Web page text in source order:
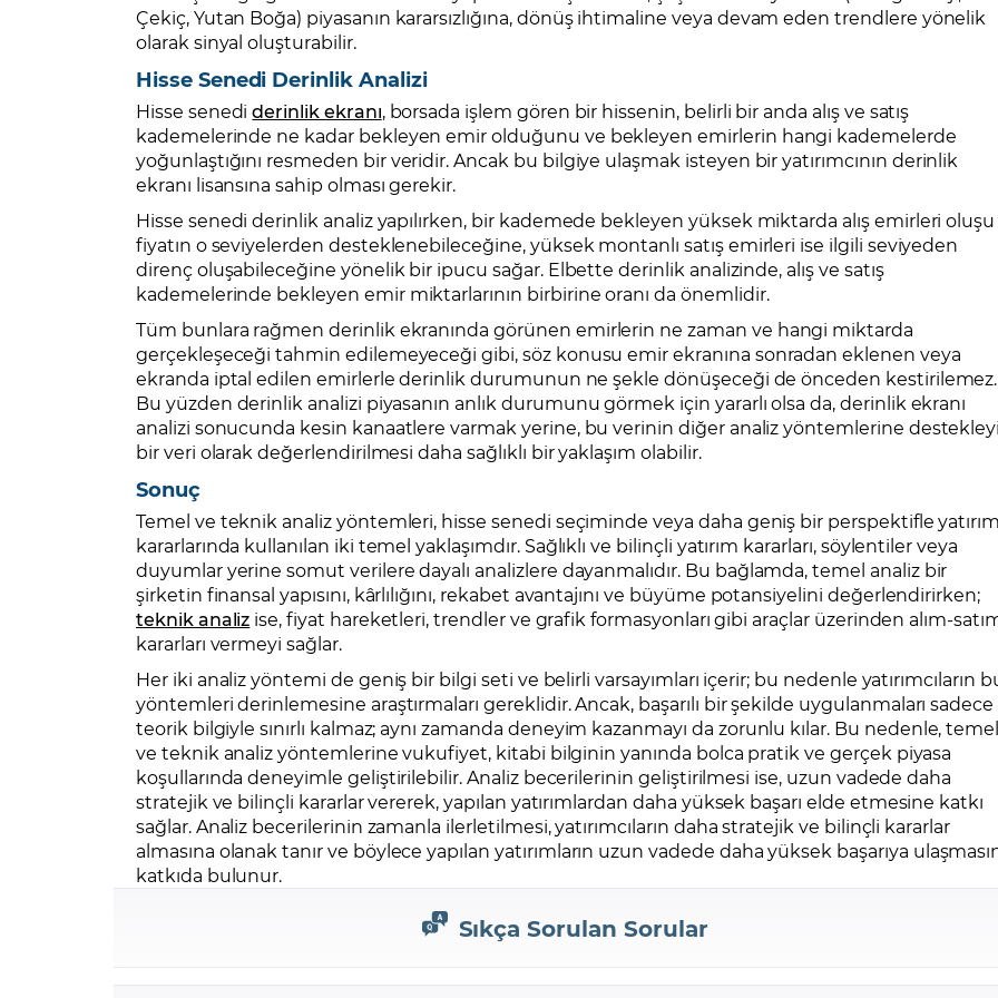
Çekiç, Yutan Boğa) piyasanın kararsızlığına, dönüş ihtimaline veya devam eden trendlere yönelik
olarak sinyal oluşturabilir.
Hisse Senedi Derinlik Analizi
Hisse senediderinlik ekranı, borsada işlem gören bir hissenin, belirli bir anda alış ve satış
kademelerinde ne kadar bekleyen emir olduğunu ve bekleyen emirlerin hangi kademelerde
yoğunlaştığını resmeden bir veridir. Ancak bu bilgiye ulaşmak isteyen bir yatırımcının derinlik
ekranı lisansına sahip olması gerekir.
Hisse senedi derinlik analiz yapılırken, bir kademede bekleyen yüksek miktarda alış emirleri oluşu
fiyatın o seviyelerden desteklenebileceğine, yüksek montanlı satış emirleri ise ilgili seviyeden
direnç oluşabileceğine yönelik bir ipucu sağar. Elbette derinlik analizinde, alış ve satış
kademelerinde bekleyen emir miktarlarının birbirine oranı da önemlidir.
Tüm bunlara rağmen derinlik ekranında görünen emirlerin ne zaman ve hangi miktarda
gerçekleşeceği tahmin edilemeyeceği gibi, söz konusu emir ekranına sonradan eklenen veya
ekranda iptal edilen emirlerle derinlik durumunun ne şekle dönüşeceği de önceden kestirilemez.
Bu yüzden derinlik analizi piyasanın anlık durumunu görmek için yararlı olsa da, derinlik ekranı
analizi sonucunda kesin kanaatlere varmak yerine, bu verinin diğer analiz yöntemlerine
bir veri olarak değerlendirilmesi daha sağlıklı bir yaklaşım olabilir.
Sonuç
Temel ve teknik analiz yöntemleri, hisse senedi seçiminde veya daha geniş bir perspektifle
kararlarında kullanılan iki temel yaklaşımdır. Sağlıklı ve bilinçli yatırım kararları, söylentiler veya
duyumlar yerine somut verilere dayalı analizlere dayanmalıdır. Bu bağlamda, temel analiz bir
şirketin finansal yapısını, kârlılığını, rekabet avantajını ve büyüme potansiyelini değerlendirirken;
teknik analiz ise, fiyat hareketleri, trendler ve grafik formasyonları gibi araçlar üzerinden alım-
kararları vermeyi sağlar.
Her iki analiz yöntemi de geniş bir bilgi seti ve belirli varsayımları içerir; bu nedenle yatırımcıların
yöntemleri derinlemesine araştırmaları gereklidir. Ancak, başarılı bir şekilde uygulanmaları sadece
teorik bilgiyle sınırlı kalmaz; aynı zamanda deneyim kazanmayı da zorunlu kılar. Bu nedenle,
ve teknik analiz yöntemlerine vukufiyet, kitabi bilginin yanında bolca pratik ve gerçek piyasa
koşullarında deneyimle geliştirilebilir. Analiz becerilerinin geliştirilmesi ise, uzun vadede daha
stratejik ve bilinçli kararlar vererek, yapılan yatırımlardan daha yüksek başarı elde etmesine katkı
sağlar. Analiz becerilerinin zamanla ilerletilmesi, yatırımcıların daha stratejik ve bilinçli kararlar
almasına olanak tanır ve böylece yapılan yatırımların uzun vadede daha yüksek başarıya
katkıda bulunur.
Sıkça Sorulan Sorular